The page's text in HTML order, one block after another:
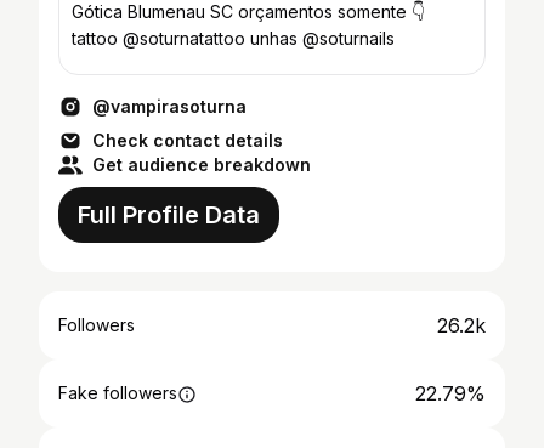
Gótica Blumenau SC orçamentos somente 👇
tattoo @soturnatattoo unhas @soturnails
@vampirasoturna
Check contact details
Get audience breakdown
Full Profile Data
Followers 26.2k
Fake followers 22.79%